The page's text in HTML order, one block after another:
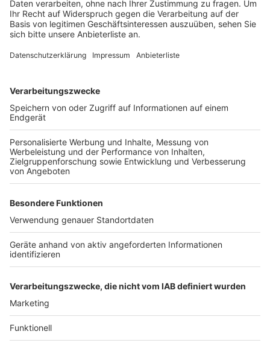
für"!
Anzeige
Wir benötigen Ihre
Zustimmung, um den YouTube
Wir verwenden einen Service eines
Drittanbieters, um Videoinhalte
einzubetten. Dieser Service kann
Daten zu Ihren Aktivitäten
sammeln. Bitte lesen Sie die
Details durch und stimmen Sie der
Nutzung des Service zu, um dieses
Video anzusehen.
Mehr Informationen
Fünf für The BossHoss
Anzeige